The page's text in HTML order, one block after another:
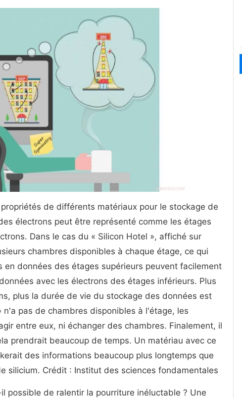
de différents matériaux pour le stockage de
électrons peut être représenté comme les étages
Dans le cas du « Silicon Hotel », affiché sur
chambres disponibles à chaque étage, ce qui
en données des étages supérieurs peuvent facilement
avec les électrons des étages inférieurs. Plus
plus la durée de vie du stockage des données est
n'a pas de chambres disponibles à l'étage, les
entre eux, ni échanger des chambres. Finalement, il
prendrait beaucoup de temps. Un matériau avec ce
des informations beaucoup plus longtemps que
silicium. Crédit : Institut des sciences fondamentales
possible de ralentir la pourriture inéluctable ? Une